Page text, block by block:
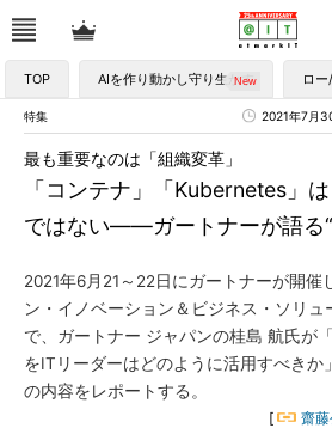
TOP AIを作り動かし守り生かす ロ
特集 2021年7月
「コンテナ」「Kubernetes」
ではない――ガートナーが語る
最も重要なのは「組織変革」
2021年6月21～22日にガートナーが開催
ン・イノベーション＆ビジネス・ソリュ
で、ガートナー ジャパンの桂島 航氏が
をITリーダーはどのように活用すべきか
の内容をレポートする。
[ 齋